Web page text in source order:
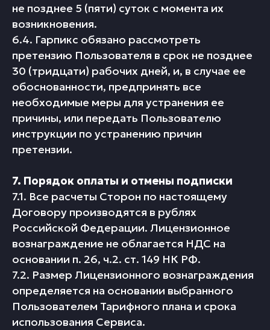
не позднее 5 (пяти) суток с момента их
возникновения.
6.4. Гарпикс обязано рассмотреть
претензию Пользователя в срок не позднее
30 (тридцати) рабочих дней, и, в случае ее
обоснованности, предпринять все
необходимые меры для устранения ее
причины, или передать Пользователю
инструкции по устранению причин
претензии.
7. Порядок оплаты и отмены подписки
7.1. Все расчеты Сторон по настоящему
Договору производятся в рублях
Российской Федерации. Лицензионное
вознаграждение не облагается НДС на
основании п. 26, ч.2. ст. 149 НК РФ.
7.2. Размер Лицензионного вознаграждения
определяется на основании выбранного
Пользователем Тарифного плана и срока
использования Сервиса.